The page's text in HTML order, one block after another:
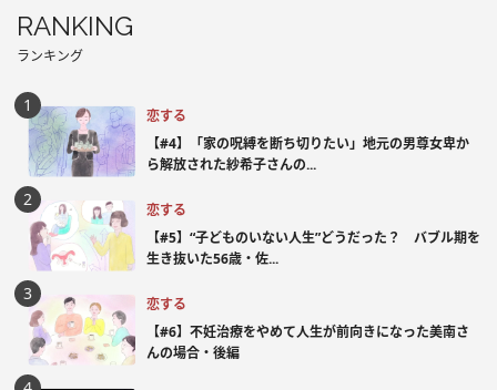
RANKING
ランキング
恋する
【#4】「家の呪縛を断ち切りたい」地元の男尊女卑か
ら解放された紗希子さんの...
恋する
【#5】“子どものいない人生”どうだった？ バブル期を
生き抜いた56歳・佐...
恋する
【#6】不妊治療をやめて人生が前向きになった美南さ
んの場合・後編